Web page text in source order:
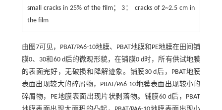
small cracks in 25% of the film； 3： cracks of 2~2.5 cm in
the film
由 图7可见，PBAT/PA6-10地膜、PBAT地膜和PE地膜在田间铺
膜0、30和60 d后的微观形貌，在铺膜0 d时，所有供试地膜
的表面完好，无破损和降解迹象。铺膜30 d后，PBAT地膜
表面出现较大的碎屑物，PBAT/PA6-10地膜表面出现较小的
碎屑物，PE地膜表面出现片状剥落物。铺膜60 d后，PBAT